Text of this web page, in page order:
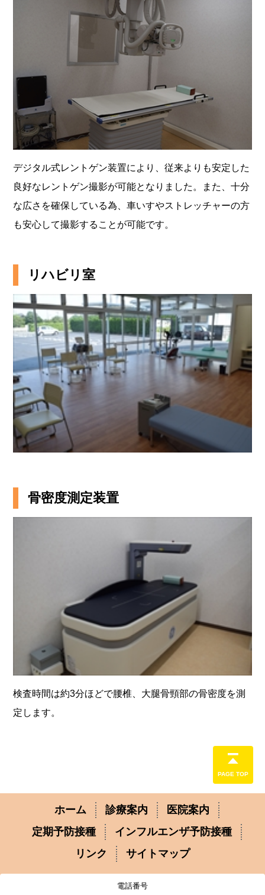
デジタル式レントゲン装置により、従来よりも安定した
良好なレントゲン撮影が可能となりました。また、十分
な広さを確保している為、車いすやストレッチャーの方
も安心して撮影することが可能です。
リハビリ室
骨密度測定装置
検査時間は約3分ほどで腰椎、大腿骨頸部の骨密度を測
定します。
ホーム 診療案内
医院案内
定期予防接種
インフルエンザ予防接種
リンク
サイトマップ
電話番号
PAGE TOP